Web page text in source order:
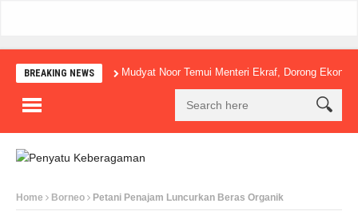
BREAKING NEWSMudyat Noor Temui Menteri Ekraf, Dorong Ekonomi
Home Borneo Petani Penajam Luncurkan Beras Organik